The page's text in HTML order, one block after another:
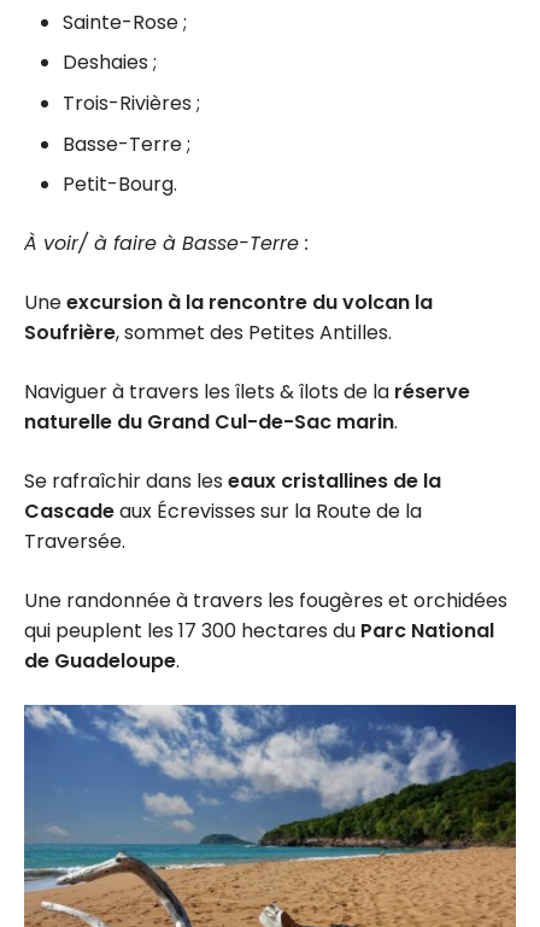
Sainte-Rose ;
Deshaies ;
Trois-Rivières ;
Basse-Terre ;
Petit-Bourg.
À voir/ à faire à Basse-Terre :
Uneexcursion à la rencontre du volcan la
Soufrière, sommet des Petites Antilles.
Naviguer à travers les îlets & îlots de la réserve
naturelle du Grand Cul-de-Sac marin.
Se rafraîchir dans les eaux cristallines de la
Cascadeaux Écrevisses sur la Route de la
Traversée.
Une randonnée à travers les fougères et orchidées
qui peuplent les 17 300 hectares du Parc National
de Guadeloupe.